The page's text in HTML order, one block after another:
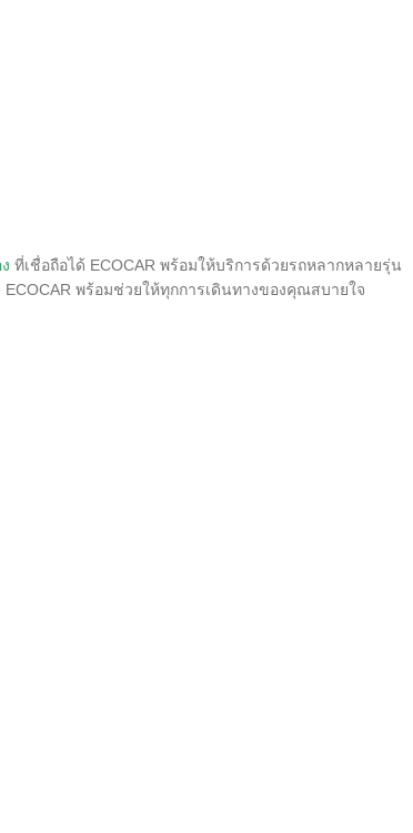
ที่เชื่อถือได้ ECOCAR พร้อมให้บริการด้วยรถหลากหลายรุ่น
พร้อมช่วยให้ทุกการเดินทางของคุณสบายใจ